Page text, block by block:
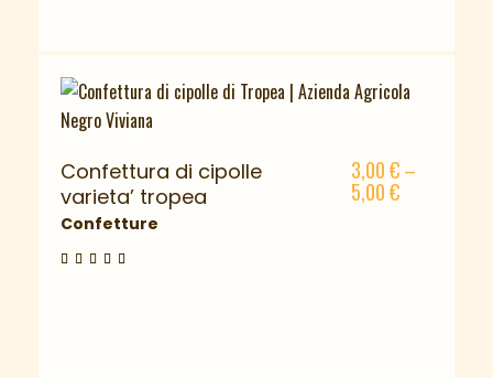
Confettura di cipolle
varieta’ tropea
Confetture
3,00€–
5,00€